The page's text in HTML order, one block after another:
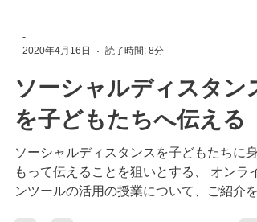
2020年4月16日
読了時間: 8分
ソーシャルディスタンス
を子どもたちへ伝える
ソーシャルディスタンスを子どもたちに身